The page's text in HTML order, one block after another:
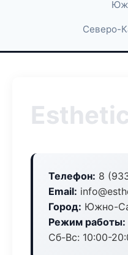
Северо-
Телефон: 8
Email:
Город: Южно-
Режим работы:
Сб-Вс: 10:00-